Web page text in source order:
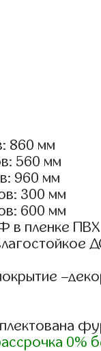
860 мм
560 мм
960 мм
300 мм
600 мм
в пленке ПВХ
0%